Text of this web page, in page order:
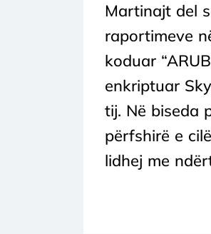
Martinajt del
raportimeve
koduar
enkriptuar
tij. Në biseda
përfshirë e
lidhej me